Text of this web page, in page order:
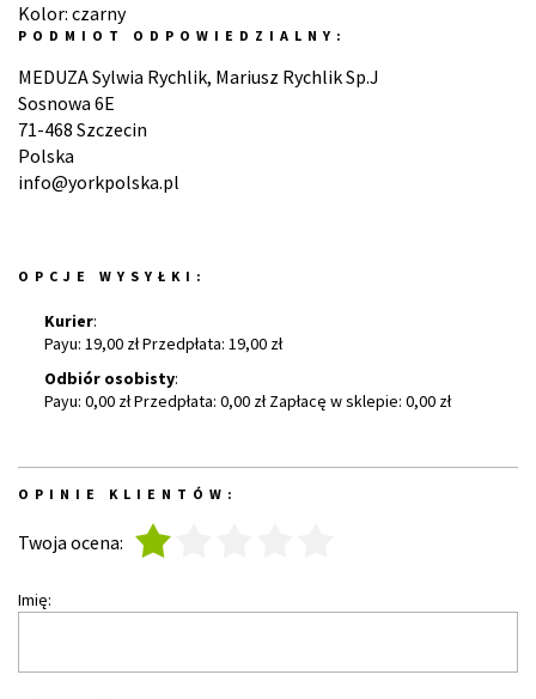
Kolor: czarny
PODMIOT ODPOWIEDZIALNY:
MEDUZA Sylwia Rychlik, Mariusz Rychlik Sp.J
Sosnowa 6E
71-468 Szczecin
Polska
info@yorkpolska.pl
OPCJE WYSYŁKI:
Kurier:
Payu: 19,00 zł Przedpłata: 19,00 zł
Odbiór osobisty:
Payu: 0,00 zł Przedpłata: 0,00 zł Zapłacę w sklepie: 0,00 zł
OPINIE KLIENTÓW:
Twoja ocena:
Imię: